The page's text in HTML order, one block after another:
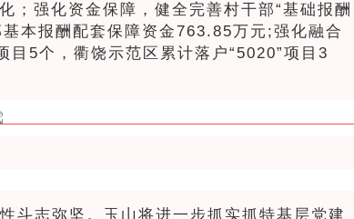
；强化资金保障，健全完善村干部“基础报酬
本报酬配套保障资金763.85万元;强化融合
目5个，衢饶示范区累计落户“5020”项目3
斗志弥坚。玉山将进一步抓实抓特基层党建